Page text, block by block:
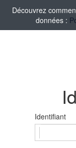
Découvrez
données :
Identifiant